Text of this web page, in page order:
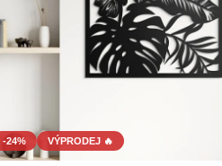
-24% VÝPRODEJ 🔥